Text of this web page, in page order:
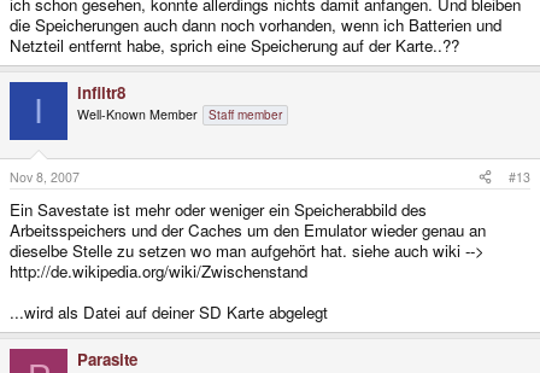
die Speicherungen auch dann noch vorhanden, wenn ich Batterien und
Netzteil entfernt habe, sprich eine Speicherung auf der Karte..??
I infiltr8
Well-Known Member Staff member
Nov 8, 2007 #13
Ein Savestate ist mehr oder weniger ein Speicherabbild des
Arbeitsspeichers und der Caches um den Emulator wieder genau an
dieselbe Stelle zu setzen wo man aufgehört hat. siehe auch wiki -->
http://de.wikipedia.org/wiki/Zwischenstand
...wird als Datei auf deiner SD Karte abgelegt
Parasite